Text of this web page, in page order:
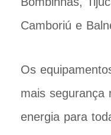
Camboriú e
Os
mais segurança
energia para